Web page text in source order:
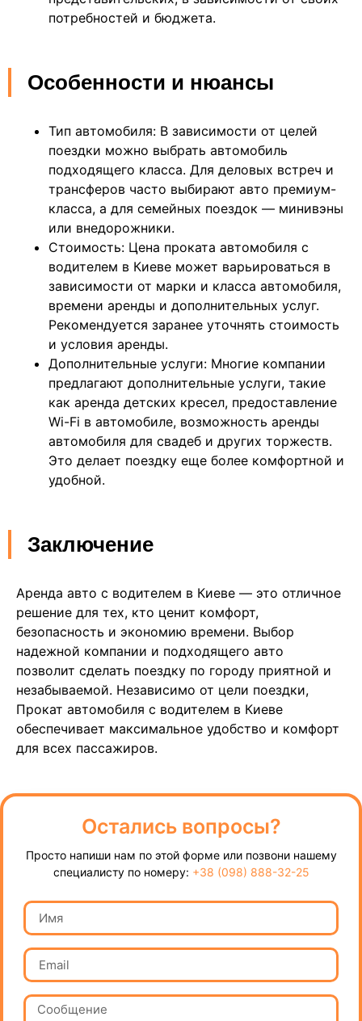
потребностей и бюджета.
Особенности и нюансы
Тип автомобиля: В зависимости от целей
поездки можно выбрать автомобиль
подходящего класса. Для деловых встреч и
трансферов часто выбирают авто премиум-
класса, а для семейных поездок — минивэны
или внедорожники.
Стоимость: Цена проката автомобиля с
водителем в Киеве может варьироваться в
зависимости от марки и класса автомобиля,
времени аренды и дополнительных услуг.
Рекомендуется заранее уточнять стоимость
и условия аренды.
Дополнительные услуги: Многие компании
предлагают дополнительные услуги, такие
как аренда детских кресел, предоставление
Wi-Fi в автомобиле, возможность аренды
автомобиля для свадеб и других торжеств.
Это делает поездку еще более комфортной и
удобной.
Заключение
Аренда авто с водителем в Киеве — это отличное
решение для тех, кто ценит комфорт,
безопасность и экономию времени. Выбор
надежной компании и подходящего авто
позволит сделать поездку по городу приятной и
незабываемой. Независимо от цели поездки,
Прокат автомобиля с водителем в Киеве
обеспечивает максимальное удобство и комфорт
для всех пассажиров.
Остались вопросы?
Просто напиши нам по этой форме или позвони нашему
специалисту по номеру: +38 (098) 888-32-25